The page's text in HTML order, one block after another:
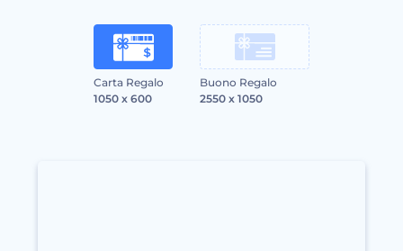
Carta Regalo
1050 x 600
Buono Regalo
2550 x 1050